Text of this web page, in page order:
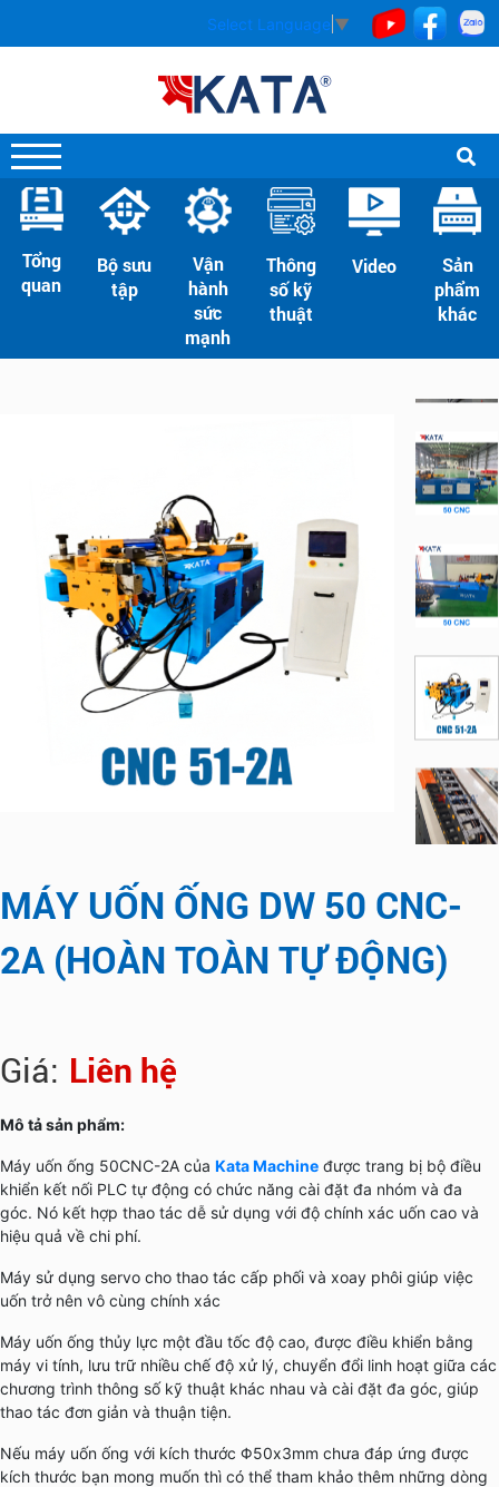
Select Language ▼
Tổng
quan
Bộ sưu
tập
Vận
hành
sức
mạnh
Thông
số kỹ
thuật
Video
Sản
phẩm
khác
MÁY UỐN ỐNG DW 50 CNC-
2A (HOÀN TOÀN TỰ ĐỘNG)
Giá: Liên hệ
Mô tả sản phẩm:
Máy uốn ống 50CNC-2A của Kata Machine được trang bị bộ điều
khiển kết nối PLC tự động có chức năng cài đặt đa nhóm và đa
góc. Nó kết hợp thao tác dễ sử dụng với độ chính xác uốn cao và
hiệu quả về chi phí.
Máy sử dụng servo cho thao tác cấp phối và xoay phôi giúp việc
uốn trở nên vô cùng chính xác
Máy uốn ống thủy lực một đầu tốc độ cao, được điều khiển bằng
máy vi tính, lưu trữ nhiều chế độ xử lý, chuyển đổi linh hoạt giữa các
chương trình thông số kỹ thuật khác nhau và cài đặt đa góc, giúp
thao tác đơn giản và thuận tiện.
Nếu máy uốn ống với kích thước Φ50x3mm chưa đáp ứng được
kích thước bạn mong muốn thì có thể tham khảo thêm những dòng